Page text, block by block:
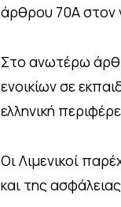
άρθρου 70Α στον
Στο ανωτέρω
ενοικίων σε
ελληνική
Οι Λιμενικοί
και της